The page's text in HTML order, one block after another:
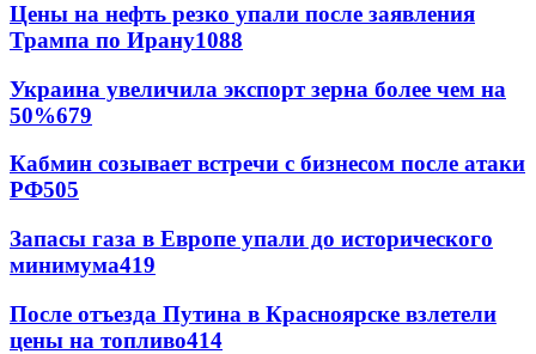
Цены на нефть резко упали после заявления
Трампа по Ирану1088
Украина увеличила экспорт зерна более чем на
50%679
Кабмин созывает встречи с бизнесом после атаки
РФ505
Запасы газа в Европе упали до исторического
минимума419
После отъезда Путина в Красноярске взлетели
цены на топливо414